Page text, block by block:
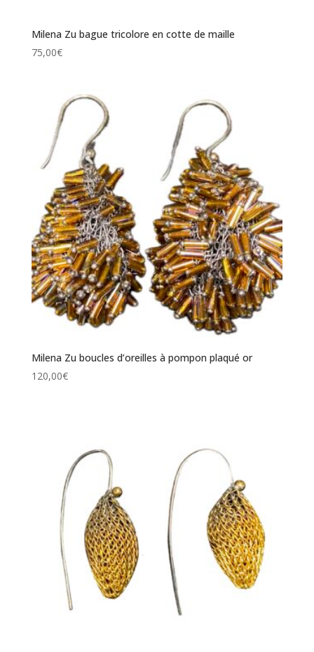
Milena Zu bague tricolore en cotte de maille
75,00€
Milena Zu boucles d’oreilles à pompon plaqué or
120,00€